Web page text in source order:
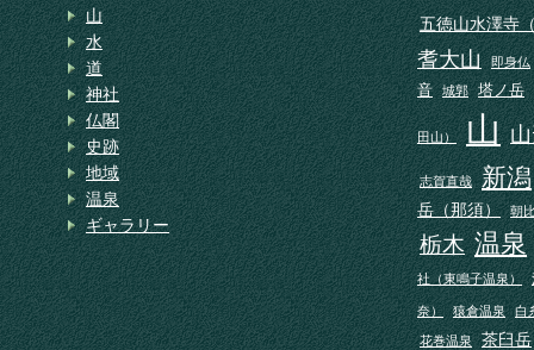
山
水
道
神社
仏閣
史跡
地域
温泉
ギャラリー
五徳山水澤寺
耆大山 即身仏
音 城郭 塔ノ岳
田山） 山
志賀直哉 新潟
岳（那須） 朝
栃木 温泉
社（東鳴子温泉）
奈） 猿倉温泉 白
花巻温泉 茶臼岳